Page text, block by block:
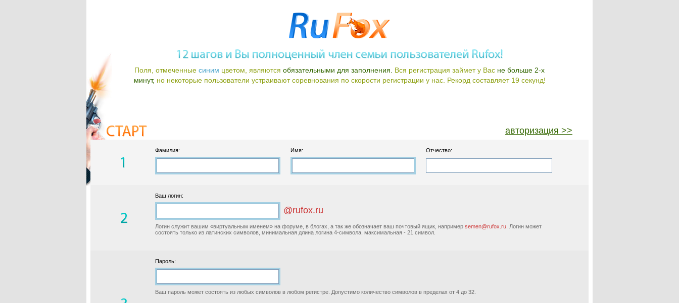
Поля, отмеченные синим цветом, являются обязательными для заполнения. Вся регистрация займет у Вас не больше 2-х
минут, но некоторые пользователи устраивают соревнования по скорости регистрации у нас. Рекорд составляет 19 секунд!
авторизация >>
Фамилия: Имя: Отчество:
Ваш логин:
@rufox.ru
Логин служит вашим «виртуальным именем» на форуме, в блогах, а так же обозначает ваш почтовый ящик, например semen@rufox.ru. Логин может
состоять только из латинских символов, минимальная длина логина 4-символа, максимальная - 21 символ.
Пароль:
Ваш пароль может состоять из любых символов в любом регистре. Допустимо количество символов в пределах от 4 до 32.